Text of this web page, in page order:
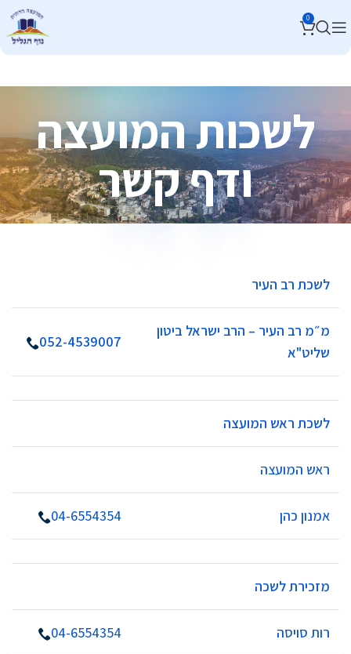
0
לשכות המועצה
ודף קשר
לשכת רב העיר
מ״מ רב העיר – הרב ישראל ביטון
שליט"א
052-4539007
לשכת ראש המועצה
ראש המועצה
אמנון כהן 04-6554354
מזכירת לשכה
רות סויסה 04-6554354